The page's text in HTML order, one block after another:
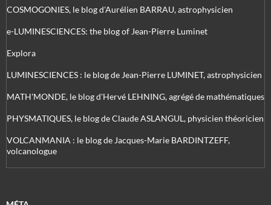
COSMOGONIES, le blog d'Aurélien BARRAU, astrophysicien
e-LUMINESCIENCES: the blog of Jean-Pierre Luminet
Explora
LUMINESCIENCES : le blog de Jean-Pierre LUMINET, astrophysicien
MATH'MONDE, le blog d'Hervé LEHNING, agrégé de mathématiques
PHYSMATIQUES, le blog de Claude ASLANGUL, physicien théoricien
VOLCANMANIA : le blog de Jacques-Marie BARDINTZEFF,
volcanologue